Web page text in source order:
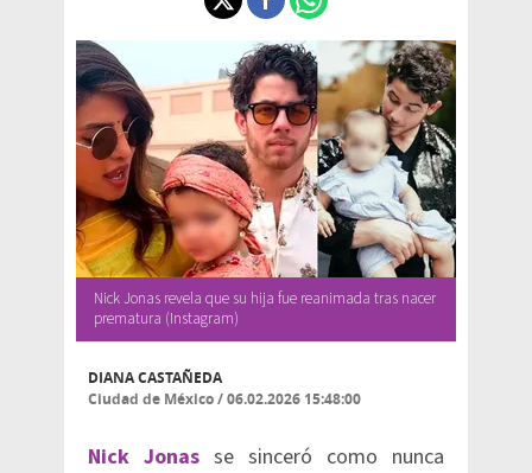
Nick Jonas revela que su hija fue reanimada tras nacer
prematura (Instagram)
DIANA CASTAÑEDA
Ciudad de México/06.02.2026 15:48:00
Nick Jonas se sinceró como nunca